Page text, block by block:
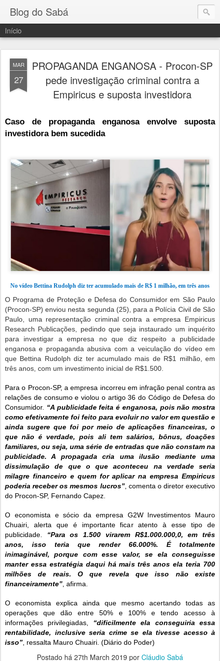
Blog do Sabá
Início
MAR
27
PROPAGANDA ENGANOSA - Procon-SP
pede investigação criminal contra a
Empiricus e suposta investidora
Caso de propaganda enganosa envolve suposta
investidora bem sucedida
No vídeo Bettina Rudolph diz ter acumulado mais de R$ 1 milhão, em três anos
O Programa de Proteção e Defesa do Consumidor em São Paulo
(Procon-SP) enviou nesta segunda (25), para a Polícia Civil de São
Paulo, uma representação criminal contra a empresa Empiricus
Research Publicações, pedindo que seja instaurado um inquérito
para investigar a empresa no que diz respeito a publicidade
enganosa e propaganda abusiva com a veiculação do vídeo em
que Bettina Rudolph diz ter acumulado mais de R$1 milhão, em
três anos, com um investimento inicial de R$1.500.
Para o Procon-SP, a empresa incorreu em infração penal contra as
relações de consumo e violou o artigo 36 do Código de Defesa do
Consumidor. “A publicidade feita é enganosa, pois não mostra
como efetivamente foi feito para evoluir no valor em questão e
ainda sugere que foi por meio de aplicações financeiras, o
que não é verdade, pois ali tem salários, bônus, doações
familiares, ou seja, uma série de entradas que não constam na
publicidade. A propagada cria uma ilusão mediante uma
dissimulação de que o que aconteceu na verdade seria
milagre financeiro e quem for aplicar na empresa Empiricus
poderia receber os mesmos lucros”, comenta o diretor executivo
do Procon-SP, Fernando Capez.
O economista e sócio da empresa G2W Investimentos Mauro
Chuairi, alerta que é importante ficar atento à esse tipo de
publicidade. “Para os 1.500 virarem R$1.000.000,0, em três
anos, isso teria que render 66.000%. É totalmente
inimaginável, porque com esse valor, se ela conseguisse
manter essa estratégia daqui há mais três anos ela teria 700
milhões de reais. O que revela que isso não existe
financeiramente” , afirma.
O economista explica ainda que mesmo acertando todas as
operações que dão entre 50% e 100% e tendo acesso à
informações privilegiadas, “dificilmente ela conseguiria essa
rentabilidade, inclusive seria crime se ela tivesse acesso à
isso” , ressalta Mauro Chuairi. (Diário do Poder)
Postado há 27th March 2019 por Cláudio Sabá